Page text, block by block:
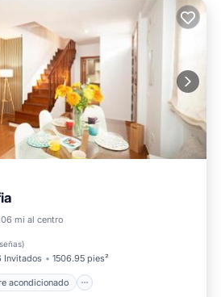
mi al centro
)
Invitados 1506.95 pies²
acondicionado
Aire acondicionado
Apto para niños